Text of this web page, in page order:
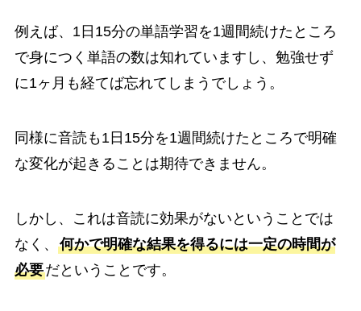
例えば、1日15分の単語学習を1週間続けたところ
で身につく単語の数は知れていますし、勉強せず
に1ヶ月も経てば忘れてしまうでしょう。
同様に音読も1日15分を1週間続けたところで明確
な変化が起きることは期待できません。
しかし、これは音読に効果がないということでは
なく、 何かで明確な結果を得るには一定の時間が
必要だということです。